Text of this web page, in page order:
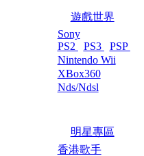
遊戲世界
Sony
PS2
PS3
PSP
Nintendo Wii
XBox360
Nds/Ndsl
明星專區
香港歌手